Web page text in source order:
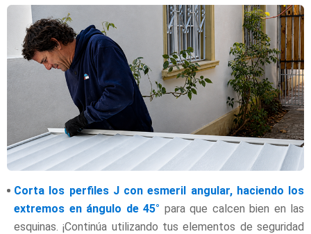
Corta los perfiles J con esmeril angular, haciendo los
extremos en ángulo de 45° para que calcen bien en las
esquinas. ¡Continúa utilizando tus elementos de seguridad